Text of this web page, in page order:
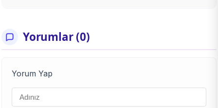
Yorumlar (0)
Yorum Yap